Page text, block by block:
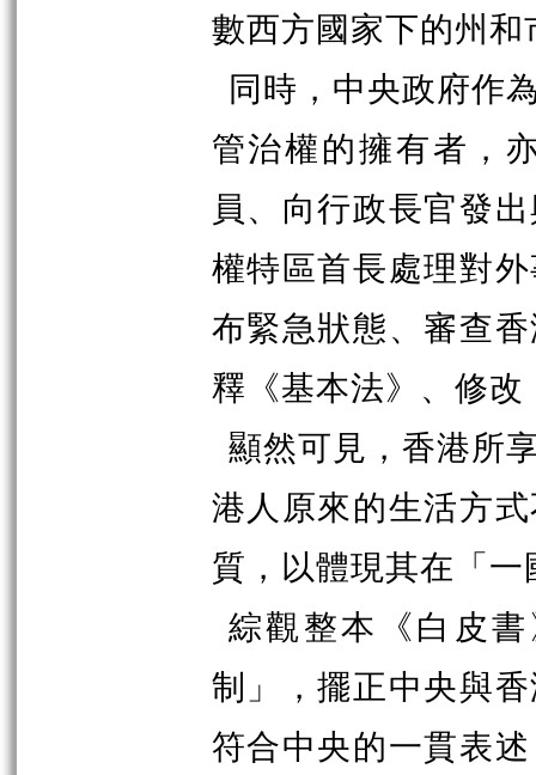
數西方國家下的州
同時，中央政府作
管治權的擁有者，
員、向行政長官發
權特區首長處理對
布緊急狀態、審查
釋《基本法》、修
顯然可見，香港所
港人原來的生活方
質，以體現其在「
綜觀整本《白皮
制」，擺正中央與
符合中央的一貫表